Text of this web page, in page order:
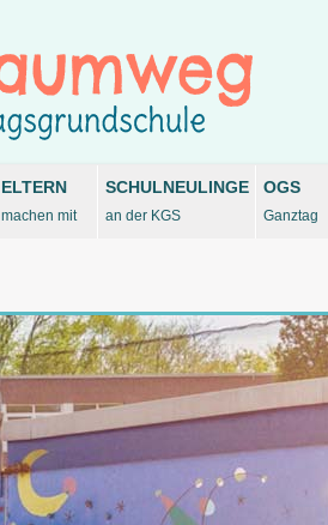
ELTERN
machen mit
SCHULNEULINGE
an der KGS
OGS
Ganztag